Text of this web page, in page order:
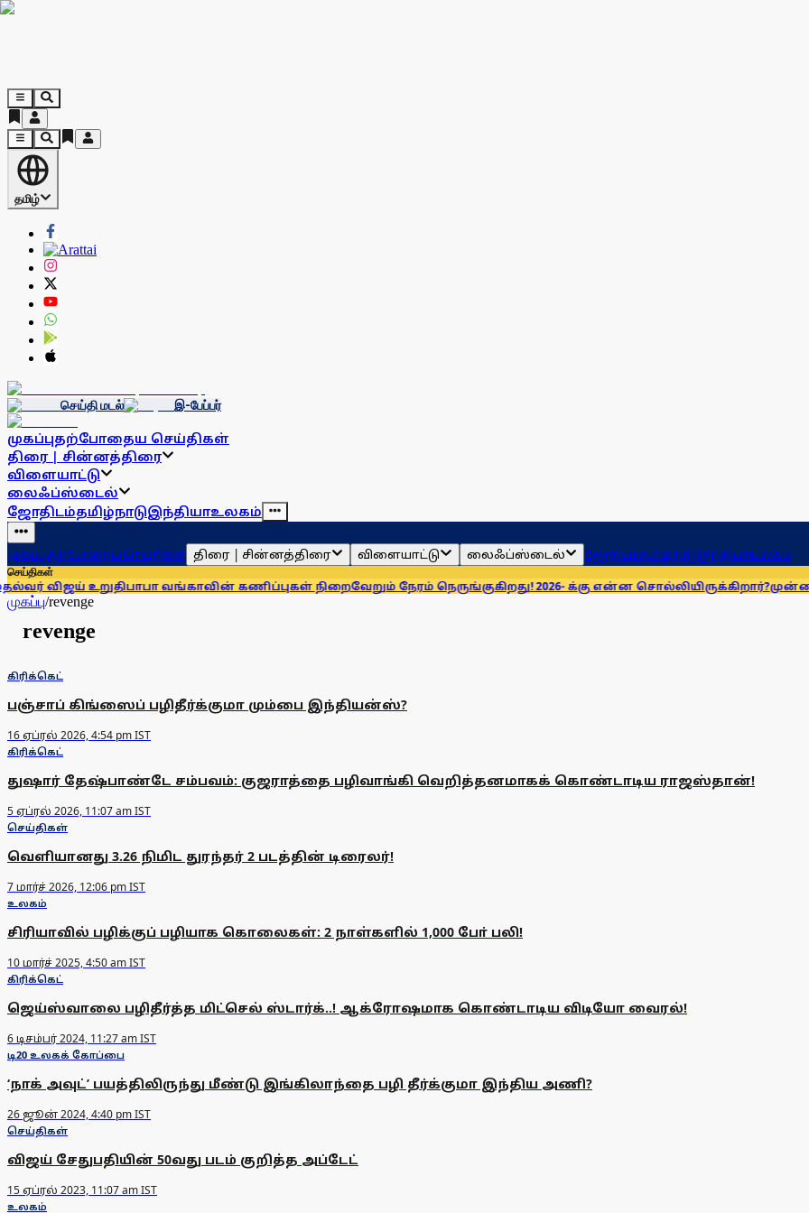
தமிழ்
செய்தி மடல் இ-பேப்பர்
முகப்புதற்போதைய செய்திகள்
திரை | சின்னத்திரை
விளையாட்டு
லைஃப்ஸ்டைல்
ஜோதிடம்தமிழ்நாடுஇந்தியாஉலகம்
முகப்புதற்போதைய செய்திகள் திரை | சின்னத்திரை விளையாட்டு லைஃப்ஸ்டைல் ஜோதிடம்தமிழ்நாடுஇந்தியாஉலகம்
செய்திகள்
விஜய் உறுதிபாபா வங்காவின் கணிப்புகள் நிறைவேறும் நேரம் நெருங்குகிறது! 2026- க்கு என்ன சொல்லியிருக்கிறார்?முன்னணி
முகப்பு/revenge
revenge
கிரிக்கெட்
பஞ்சாப் கிங்ஸைப் பழிதீர்க்குமா மும்பை இந்தியன்ஸ்?
16 ஏப்ரல் 2026, 4:54 pm IST
கிரிக்கெட்
துஷார் தேஷ்பாண்டே சம்பவம்: குஜராத்தை பழிவாங்கி வெறித்தனமாகக் கொண்டாடிய ராஜஸ்தான்!
5 ஏப்ரல் 2026, 11:07 am IST
செய்திகள்
வெளியானது 3.26 நிமிட துரந்தர் 2 படத்தின் டிரைலர்!
7 மார்ச் 2026, 12:06 pm IST
உலகம்
சிரியாவில் பழிக்குப் பழியாக கொலைகள்: 2 நாள்களில் 1,000 போ் பலி!
10 மார்ச் 2025, 4:50 am IST
கிரிக்கெட்
ஜெய்ஸ்வாலை பழிதீர்த்த மிட்செல் ஸ்டார்க்..! ஆக்ரோஷமாக கொண்டாடிய விடியோ வைரல்!
6 டிசம்பர் 2024, 11:27 am IST
டி20 உலகக் கோப்பை
‘நாக் அவுட்’ பயத்திலிருந்து மீண்டு இங்கிலாந்தை பழி தீர்க்குமா இந்திய அணி?
26 ஜூன் 2024, 4:40 pm IST
செய்திகள்
விஜய் சேதுபதியின் 50வது படம் குறித்த அப்டேட்
15 ஏப்ரல் 2023, 11:07 am IST
உலகம்